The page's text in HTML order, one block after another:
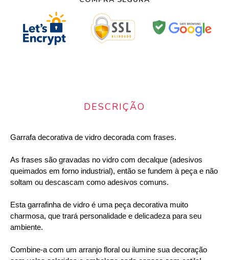
DESCRIÇÃO
Garrafa decorativa de vidro decorada com frases.
As frases são gravadas no vidro com decalque (adesivos
queimados em forno industrial), então se fundem à peça e não
soltam ou descascam como adesivos comuns.
Esta garrafinha de vidro é uma peça decorativa muito
charmosa, que trará personalidade e delicadeza para seu
ambiente.
Combine-a com um arranjo floral ou ilumine sua decoração